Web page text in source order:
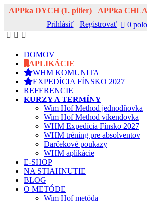
APPka DYCH (1. pilier) APPka
Prihlásiť
Registrovať 0
DOMOV
APLIKÁCIE
WHM KOMUNITA
EXPEDÍCIA FÍNSKO 2027
REFERENCIE
KURZY A TERMÍNY
Wim Hof Method jednodňovka
Wim Hof Method víkendovka
WHM Expedícia Fínsko 2027
WHM tréning pre absolventov
Darčekové poukazy
WHM aplikácie
E-SHOP
NA STIAHNUTIE
BLOG
O METÓDE
Wim Hof metóda